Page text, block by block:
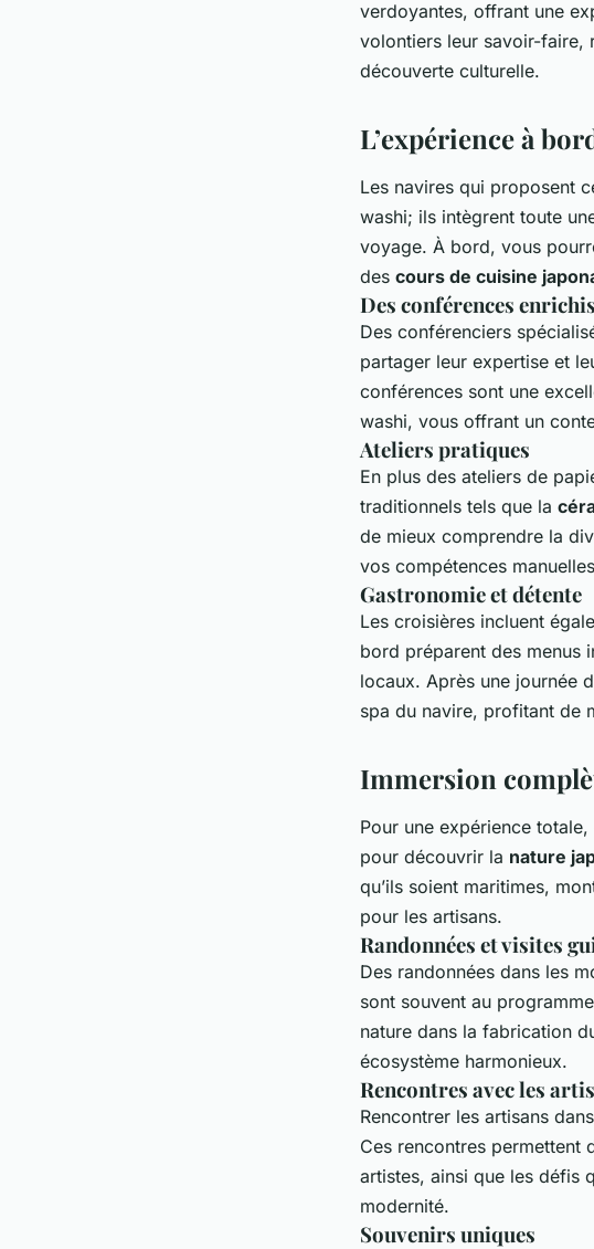
verdoyantes, offrant une
volontiers leur savoir-faire,
découverte culturelle.
L’expérience à
Les navires qui proposent
washi; ils intègrent toute
voyage. À bord, vous
des cours de cuisine
Des conférences
Des conférenciers
partager leur expertise et
conférences sont une
washi, vous offrant un
Ateliers pratiques
En plus des ateliers de
traditionnels tels que la
de mieux comprendre la
vos compétences
Gastronomie et détente
Les croisières incluent
bord préparent des menus
locaux. Après une journée
spa du navire, profitant de
Immersion
Pour une expérience
pour découvrir la nature
qu’ils soient maritimes,
pour les artisans.
Randonnées et visites
Des randonnées dans les
sont souvent au
nature dans la fabrication
écosystème harmonieux.
Rencontres avec les
Rencontrer les artisans
Ces rencontres permettent
artistes, ainsi que les défis
modernité.
Souvenirs uniques